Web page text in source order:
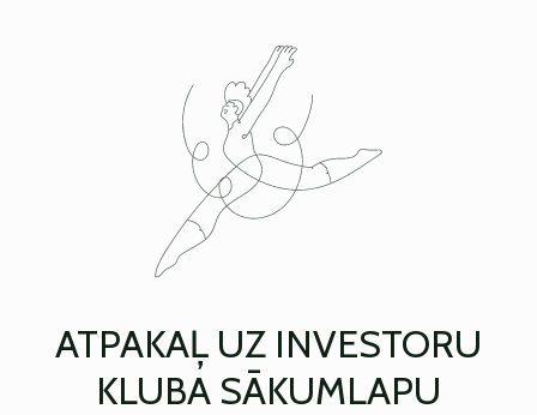
ATPAKAĻ UZ INVESTORU
KLUBA SĀKUMLAPU